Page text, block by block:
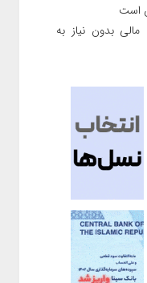
است
بدون نیاز به